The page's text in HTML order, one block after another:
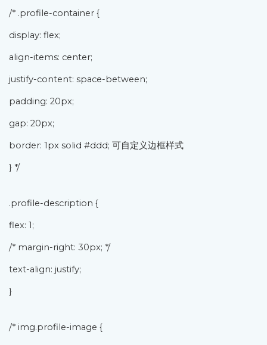
/* .profile-container {
display: flex;
align-items: center;
justify-content: space-between;
padding: 20px;
gap: 20px;
border: 1px solid #ddd; 可自定义边框样式
} */
.profile-description {
flex: 1;
/* margin-right: 30px; */
text-align: justify;
}
/* img.profile-image {